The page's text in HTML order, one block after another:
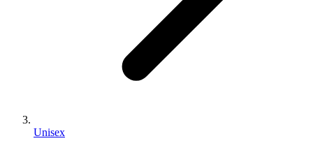
Unisex